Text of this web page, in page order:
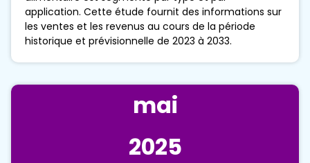
application. Cette étude fournit des informations sur
les ventes et les revenus au cours de la période
historique et prévisionnelle de 2023 à 2033.
mai
2025